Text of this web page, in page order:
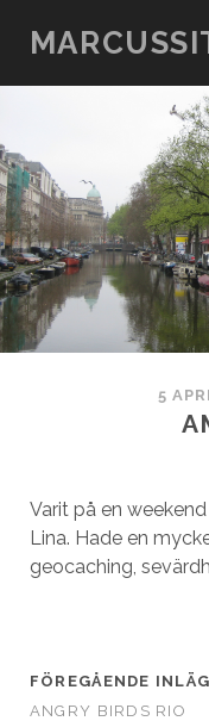
5
Varit på en
Lina. Hade en
geocaching,
FÖREGÅENDE
ANGRY BIRDS RIO